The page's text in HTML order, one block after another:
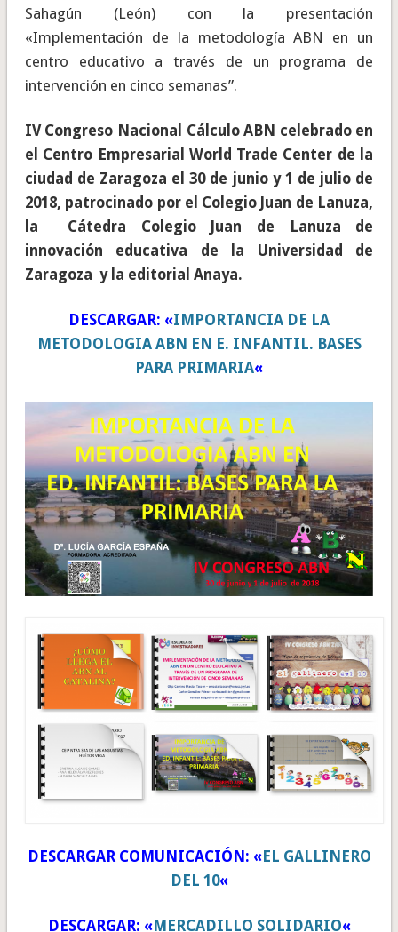
Sahagún (León) con la presentación
«Implementación de la metodología ABN en un
centro educativo a través de un programa de
intervención en cinco semanas”.
IV Congreso Nacional Cálculo ABN celebrado en
el Centro Empresarial World Trade Center de la
ciudad de Zaragoza el 30 de junio y 1 de julio de
2018, patrocinado por el Colegio Juan de Lanuza,
la Cátedra Colegio Juan de Lanuza de
innovación educativa de la Universidad de
Zaragoza y la editorial Anaya.
DESCARGAR: «IMPORTANCIA DE LA
METODOLOGIA ABN EN E. INFANTIL. BASES
PARA PRIMARIA«
DESCARGAR COMUNICACIÓN: «EL GALLINERO
DEL 10«
DESCARGAR: «MERCADILLO SOLIDARIO«